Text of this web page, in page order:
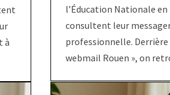
à
l’Éducation Nationale
consultent leur
professionnelle. Derrière
webmail Rouen », on